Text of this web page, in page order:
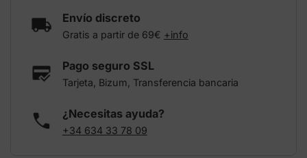
Envío discreto
Gratis a partir de 69€ +info
Pago seguro SSL
Tarjeta, Bizum, Transferencia bancaria
¿Necesitas ayuda?
+34 634 33 78 09